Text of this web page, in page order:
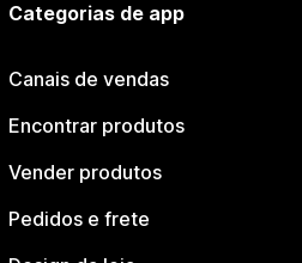
Categorias de app
Canais de vendas
Encontrar produtos
Vender produtos
Pedidos e frete